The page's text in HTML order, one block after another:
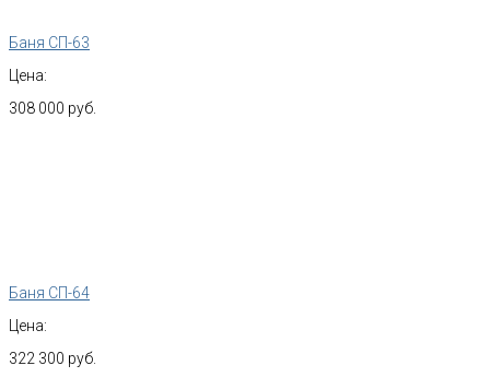
Баня СП-63
Цена:
308 000 руб.
Баня СП-64
Цена:
322 300 руб.